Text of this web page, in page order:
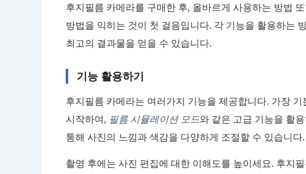
후지필름 카메라를 구매한 후, 올바르게 사용하는 방법
방법을 익히는 것이 첫 걸음입니다. 각 기능을 활용하는
최고의 결과물을 얻을 수 있습니다.
기능 활용하기
후지필름 카메라는 여러가지 기능을 제공합니다. 가장
시작하여, 필름 시뮬레이션 모드와 같은 고급 기능을 활
통해 사진의 느낌과 색감을 다양하게 조절할 수 있습니다.
촬영 후에는 사진 편집에 대한 이해도를 높이세요. 후지